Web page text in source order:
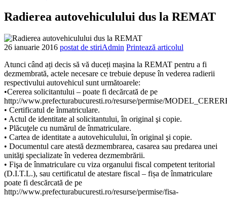
Radierea autovehiculului dus la REMAT
26 ianuarie 2016 postat de stiriAdmin Printează articolul
Atunci când ați decis să vă duceți mașina la REMAT pentru a fi
dezmembrată, actele necesare ce trebuie depuse în vederea radierii
respectivului autovehicul sunt următoarele:
•Cererea solicitantului – poate fi decărcată de pe
http://www.prefecturabucuresti.ro/resurse/permise/
• Certificatul de înmatriculare.
• Actul de identitate al solicitantului, în original şi copie.
• Plăcuţele cu numărul de înmatriculare.
• Cartea de identitate a autovehiculului, în original şi copie.
• Documentul care atestă dezmembrarea, casarea sau predarea unei
unităţi specializate în vederea dezmembrării.
• Fişa de înmatriculare cu viza organului fiscal competent teritorial
(D.I.T.L.), sau certificatul de atestare fiscal – fișa de înmatriculare
poate fi descărcată de pe
http://www.prefecturabucuresti.ro/resurse/permise/fisa-